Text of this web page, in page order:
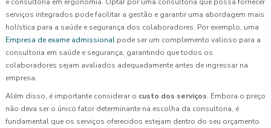
serviços integrados pode facilitar a gestão e garantir uma abordagem mais
holística para a saúde e segurança dos colaboradores. Por exemplo, uma
Empresa de exame admissional pode ser um complemento valioso para a
consultoria em saúde e segurança, garantindo que todos os
colaboradores sejam avaliados adequadamente antes de ingressar na
empresa.
Além disso, é importante considerar o custo dos serviços. Embora o preço
não deva ser o único fator determinante na escolha da consultoria, é
fundamental que os serviços oferecidos estejam dentro do seu orçamento.